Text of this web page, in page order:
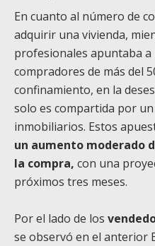
En cuanto al número de
adquirir una vivienda,
profesionales apuntaba a
compradores de más del
confinamiento, en la
solo es compartida por
inmobiliarios. Estos
un aumento moderado
la compra, con una
próximos tres meses.
Por el lado de los
se observó en el anterior